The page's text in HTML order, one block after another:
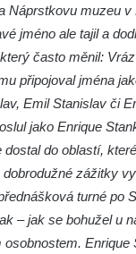
IV
II
I
II
hrádku
Náprstkovu muzeu v
jméno ale tajil a
často měnil:
připojoval jména
Emil Stanislav či
jako Enrique
do oblastí,
zážitky
turné po
– jak se bohužel u
Enrique